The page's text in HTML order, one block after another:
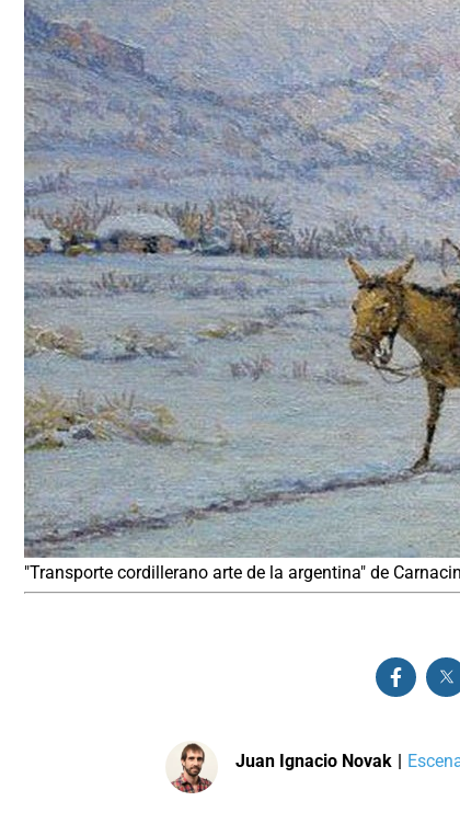
"Transporte cordillerano arte de la argentina" de
Juan Ignacio Novak |